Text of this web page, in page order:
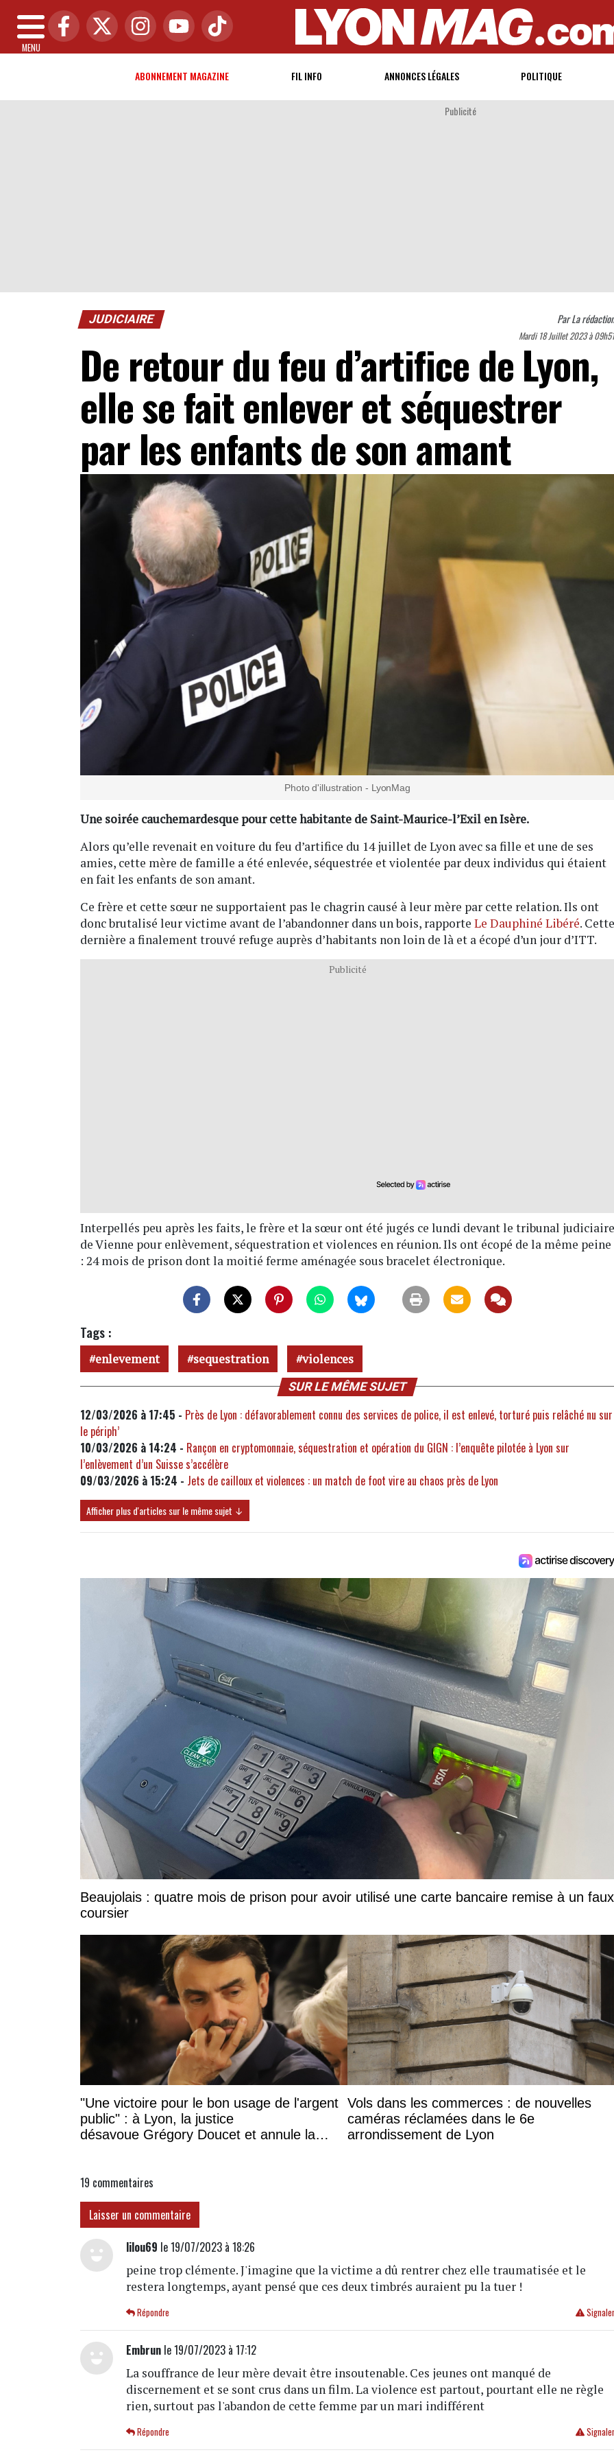
MENU
ABONNEMENT MAGAZINE FIL INFO ANNONCES LÉGALES POLITIQUE
Publicité
JUDICIAIRE ParLa rédaction
Mardi 18 Juillet 2023 à 09h51
De retour du feu d’artifice de Lyon,
elle se fait enlever et séquestrer
par les enfants de son amant
Photo d'illustration - LyonMag
Une soirée cauchemardesque pour cette habitante de Saint-Maurice-l’Exil en Isère.
Alors qu’elle revenait en voiture du feu d’artifice du 14 juillet de Lyon avec sa fille et une de ses
amies, cette mère de famille a été enlevée, séquestrée et violentée par deux individus qui étaient
en fait les enfants de son amant.
Ce frère et cette sœur ne supportaient pas le chagrin causé à leur mère par cette relation. Ils ont
donc brutalisé leur victime avant de l’abandonner dans un bois, rapporte Le Dauphiné Libéré. Cette
dernière a finalement trouvé refuge auprès d’habitants non loin de là et a écopé d’un jour d’ITT.
Publicité
Interpellés peu après les faits, le frère et la sœur ont été jugés ce lundi devant le tribunal judiciaire
de Vienne pour enlèvement, séquestration et violences en réunion. Ils ont écopé de la même peine
: 24 mois de prison dont la moitié ferme aménagée sous bracelet électronique.
Tags :
enlevement sequestration violences
SUR LE MÊME SUJET
12/03/2026 à 17:45 - Près de Lyon : défavorablement connu des services de police, il est enlevé, torturé puis relâché nu sur
le périph’
10/03/2026 à 14:24 - Rançon en cryptomonnaie, séquestration et opération du GIGN : l’enquête pilotée à Lyon sur
l’enlèvement d’un Suisse s’accélère
09/03/2026 à 15:24 - Jets de cailloux et violences : un match de foot vire au chaos près de Lyon
Afficher plus d'articles sur le même sujet ↓
Beaujolais : quatre mois de prison pour avoir utilisé une carte bancaire remise à un faux
coursier
"Une victoire pour le bon usage de l'argent
public" : à Lyon, la justice
désavoue Grégory Doucet et annule la
Vols dans les commerces : de nouvelles
caméras réclamées dans le 6e
arrondissement de Lyon
19 commentaires
Laisser un commentaire
lilou69 le 19/07/2023 à 18:26
peine trop clémente. J'imagine que la victime a dû rentrer chez elle traumatisée et le
restera longtemps, ayant pensé que ces deux timbrés auraient pu la tuer !
Signaler
Répondre
Embrun le 19/07/2023 à 17:12
La souffrance de leur mère devait être insoutenable. Ces jeunes ont manqué de
discernement et se sont crus dans un film. La violence est partout, pourtant elle ne règle
rien, surtout pas l'abandon de cette femme par un mari indifférent
Signaler
Répondre